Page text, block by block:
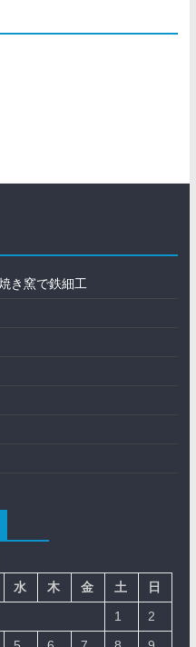
き窯で鉄細工
水 木 金 土 日
1
2